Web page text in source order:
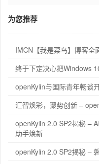
为您推荐
IMCN【我是菜鸟】博客全
终于下定决心把Windows
openKylin与国际青年畅谈
汇智焕彩，聚势创新 –
openKylin 2.0 SP2揭秘 –
助手焕新
openKylin 2.0 SP2揭秘 –